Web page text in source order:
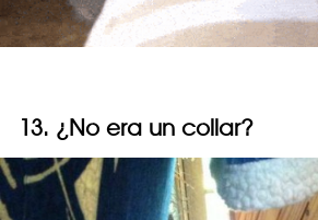
13. ¿No era un collar?